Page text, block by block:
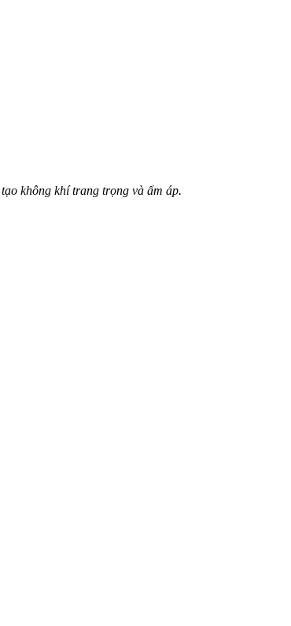
không khí trang trọng và ấm áp.